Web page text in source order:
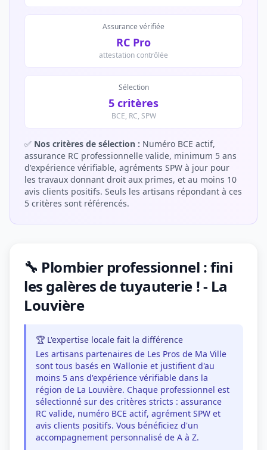
Assurance vérifiée
RC Pro
attestation contrôlée
Sélection
5 critères
BCE, RC, SPW
✅ Nos critères de sélection : Numéro BCE actif,
assurance RC professionnelle valide, minimum 5 ans
d'expérience vérifiable, agréments SPW à jour pour
les travaux donnant droit aux primes, et au moins 10
avis clients positifs. Seuls les artisans répondant à ces
5 critères sont référencés.
🔧 Plombier professionnel : fini
les galères de tuyauterie ! - La
Louvière
🏆 L'expertise locale fait la différence
Les artisans partenaires de Les Pros de Ma Ville
sont tous basés en Wallonie et justifient d'au
moins 5 ans d'expérience vérifiable dans la
région de La Louvière. Chaque professionnel est
sélectionné sur des critères stricts : assurance
RC valide, numéro BCE actif, agrément SPW et
avis clients positifs. Vous bénéficiez d'un
accompagnement personnalisé de A à Z.